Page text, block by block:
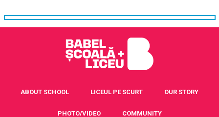
ABOUT SCHOOL LICEUL PE SCURT OUR STORY
PHOTO/VIDEO COMMUNITY